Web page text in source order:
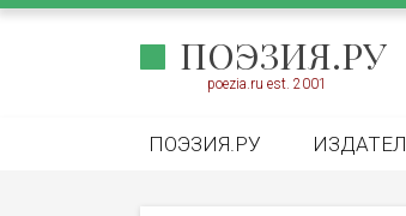
ПОЭЗИЯ.РУ
poezia.ru est. 2001
ПОЭЗИЯ.РУ